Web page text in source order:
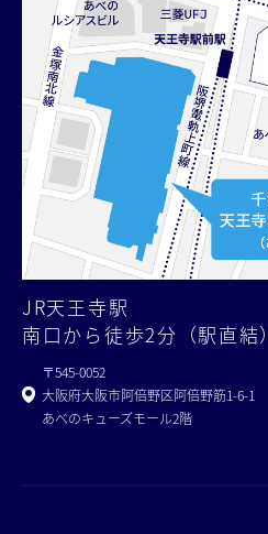
JR天王寺駅
南口から徒歩2分（駅直結）
〒545-0052
大阪府大阪市阿倍野区阿倍野筋1-6-1
あべのキューズモール2階